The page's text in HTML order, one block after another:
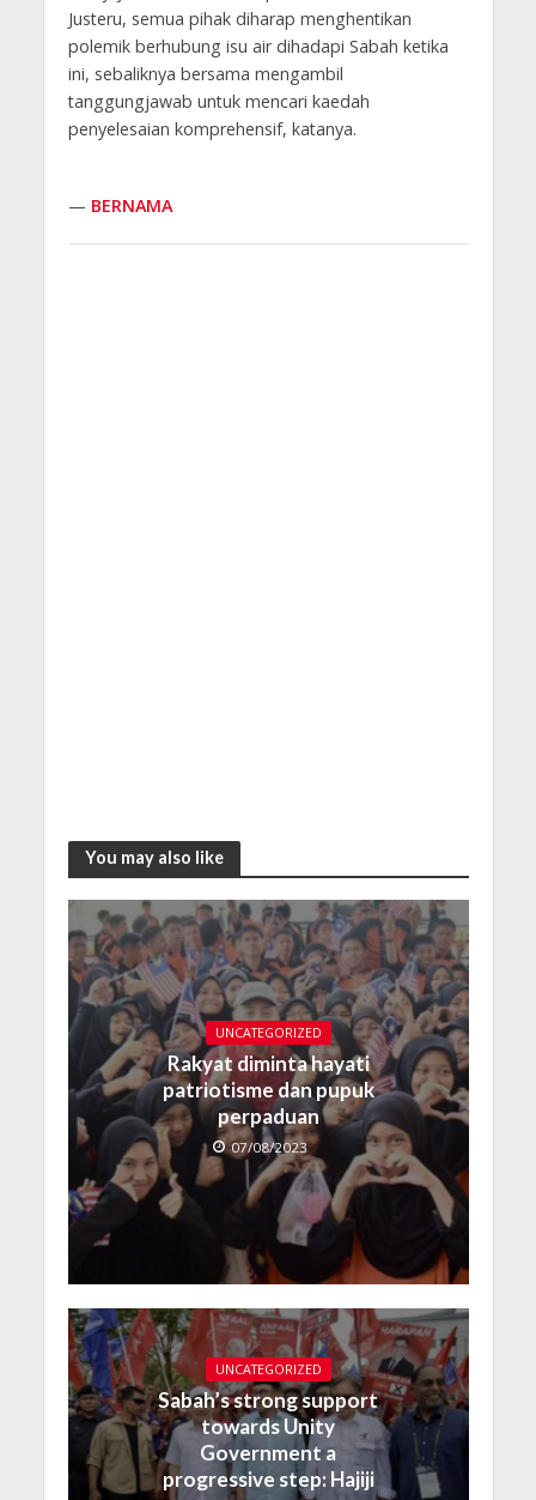
Justeru, semua pihak diharap menghentikan
polemik berhubung isu air dihadapi Sabah ketika
ini, sebaliknya bersama mengambil
tanggungjawab untuk mencari kaedah
penyelesaian komprehensif, katanya.
— BERNAMA
You may also like
UNCATEGORIZED
Rakyat diminta hayati
patriotisme dan pupuk
perpaduan
07/08/2023
UNCATEGORIZED
Sabah’s strong support
towards Unity
Government a
progressive step: Hajiji